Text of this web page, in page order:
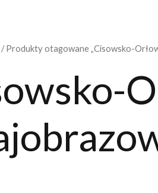
/ Produkty otagowane „Cisowsko-